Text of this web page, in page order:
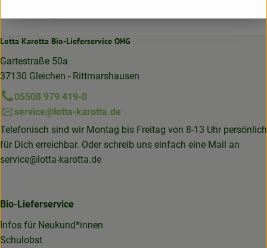
Lotta Karotta Bio-Lieferservice OHG
Gartestraße 50a
37130 Gleichen - Rittmarshausen
05508 979 419-0
service@lotta-karotta.de
Telefonisch sind wir Montag bis Freitag von 8-13 Uhr persönlich
für Dich erreichbar. Oder schreib uns einfach eine Mail an
service@lotta-karotta.de
Bio-Lieferservice
Infos für Neukund*innen
Schulobst